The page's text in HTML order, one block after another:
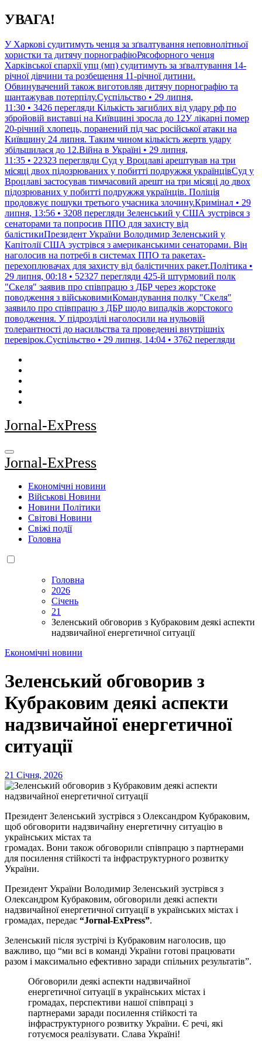
Перейти
до
УВАГА!
У Харкові судитимуть ченця за зґвалтування неповнолітньої
хористки та дитячу порнографіюРясофорного ченця
Харківської єпархії упц (мп) судитимуть за зґвалтування 14-
річної дівчини та розбещення 11-річної дитини.
Обвинувачений також виготовляв дитячу порнографію та
шантажував потерпілу.Суспільство • 29 липня,
11:30 • 3426 перегляди Кількість загиблих від удару рф по
збройовій виставці на Київщині зросла до 12У лікарні помер
20-річний хлопець, поранений під час російської атаки на
Київщину 24 липня. Таким чином кількість жертв удару
збільшилася до 12.Війна в Україні • 29 липня,
11:35 • 22323 перегляди Суд у Вроцлаві арештував на три
місяці двох підозрюваних у побитті подружжя українцівСуд у
Вроцлаві застосував тимчасовий арешт на три місяці до двох
підозрюваних у побитті подружжя українців. Поліція
продовжує пошуки третього учасника злочину.Кримінал • 29
липня, 13:56 • 3208 перегляди Зеленський у США зустрівся з
сенаторами та попросив ППО для захисту від
балістикиПрезидент України Володимир Зеленський у
Капітолії США зустрівся з американськими сенаторами. Він
наголосив на потребі в системах ППО та ракетах-
перехоплювачах для захисту від балістичних ракет.Політика •
29 липня, 00:18 • 52327 перегляди 425-й штурмовий полк
"Скеля" заявив про співпрацю з ДБР через жорстоке
поводження з військовимиКомандування полку "Скеля"
заявило про співпрацю з ДБР щодо випадків жорстокого
поводження. У підрозділі наголосили на нульовій
толерантності до насильства та проведенні внутрішніх
перевірок.Суспільство • 29 липня, 14:04 • 3762 перегляди
Jornal-ExPress
Jornal-ExPress
Економічні новини
Військові Новини
Новини Політики
Світові Новини
Свіжі події
Головна
Головна
2026
Січень
21
Зеленський обговорив з Кубраковим деякі аспекти
надзвичайної енергетичної ситуації
Економічні новини
Зеленський обговорив з
Кубраковим деякі аспекти
надзвичайної енергетичної
ситуації
21 Січня, 2026
Президент Зеленський зустрівся з Олександром Кубраковим,
щоб обговорити надзвичайну енергетичну ситуацію в
українських містах та
громадах. Вони також обговорили співпрацю з партнерами
для посилення стійкості та інфраструктурного розвитку
України.
Президент України Володимир Зеленський зустрівся з
Олександром Кубраковим, обговорили деякі аспекти
надзвичайної енергетичної ситуації в українських містах і
громадах, передає “Jornal-ExPress”.
Зеленський після зустрічі із Кубраковим наголосив, що
важливо, що “ми всі в команді України готові працювати
разом і максимально ефективно заради спільних результатів”.
Обговорили деякі аспекти надзвичайної
енергетичної ситуації в українських містах і
громадах, перспективи нашої співпраці з
партнерами заради посилення стійкості та
інфраструктурного розвитку України. Є речі, які
готуємося реалізувати. Слава Україні!